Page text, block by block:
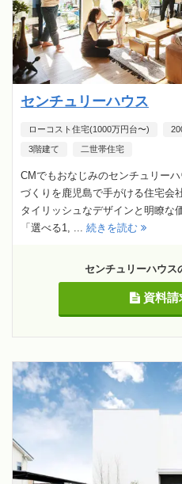
センチュリーハウス
ローコスト住宅(1000万円台〜)
3階建て 二世帯住宅
CMでもおなじみのセンチュリー
づくりを鹿児島で手がける住宅会
タイリッシュなデザインと明瞭な
「選べる1, ... 続きを読む
センチュリーハウス
資料請